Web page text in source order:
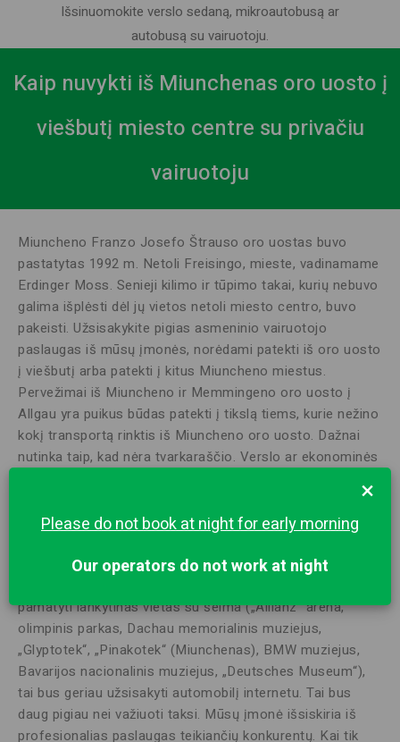
Išsinuomokite verslo sedaną, mikroautobusą ar
autobusą su vairuotoju.
Kaip nuvykti iš Miunchenas oro uosto į
viešbutį miesto centre su privačiu
vairuotoju
Miuncheno Franzo Josefo Štrauso oro uostas buvo
pastatytas 1992 m. Netoli Freisingo, mieste, vadinamame
Erdinger Moss. Senieji kilimo ir tūpimo takai, kurių nebuvo
galima išplėsti dėl jų vietos netoli miesto centro, buvo
pakeisti. Užsisakykite pigias asmeninio vairuotojo
paslaugas iš mūsų įmonės, norėdami patekti iš oro uosto
į viešbutį arba patekti į kitus Miuncheno miestus.
Pervežimai iš Miuncheno ir Memmingeno oro uosto į
Allgau yra puikus būdas patekti į tikslą tiems, kurie nežino
kokį transportą rinktis iš Miuncheno oro uosto. Dažnai
nutinka taip, kad nėra tvarkaraščio. Verslo ar ekonominės
mūsų svetainėje nurodytu telefono numeriu. Oro uoste
apsilankyti svetainėje ir susisiekti su įmonės specialistais.
pamatyti lankytinas vietas su šeima („Allianz“ arena,
olimpinis parkas, Dachau memorialinis muziejus,
„Glyptotek“, „Pinakotek“ (Miunchenas), BMW muziejus,
Bavarijos nacionalinis muziejus, „Deutsches Museum“),
tai bus geriau užsisakyti automobilį internetu. Tai bus
daug pigiau nei važiuoti taksi. Mūsų įmonė išsiskiria iš
profesionalias paslaugas teikiančių konkurentų. Kai tik
×
Please do not book at night for early morning
Our operators do not work at night